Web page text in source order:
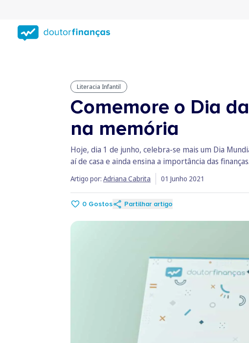
conteúdo
principal
Literacia Infantil
Comemore o Dia
na memória
Hoje, dia 1 de junho, celebra-se mais um Dia
aí de casa e ainda ensina a importância das finanças.
Artigo por: Adriana Cabrita 01 Junho 2021
0 Gostos Partilhar artigo